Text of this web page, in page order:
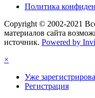
Политика
Copyright © 2002-2021
материалов сайта
источник. Powered by
×
Уже
Регистрация